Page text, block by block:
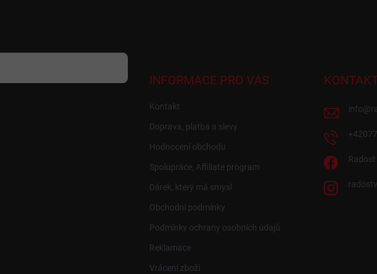
INFORMACE PRO VÁS
Kontakt
Doprava, platba a slevy
Hodnocení obchodu
Spolupráce, Affiliate program
Dárek, který má smysl
Obchodní podmínky
Podmínky ochrany osobních údajů
Reklamace
Vrácení zboží
info@